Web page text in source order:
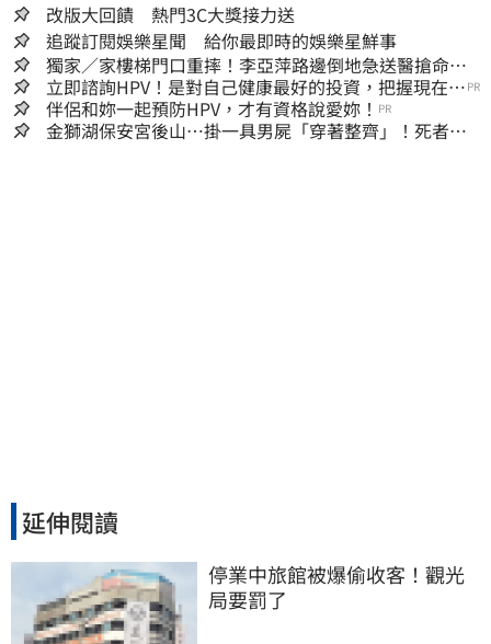
改版大回饋 熱門3C大獎接力送
追蹤訂閱娛樂星聞 給你最即時的娛樂星鮮事
獨家／家樓梯門口重摔！李亞萍路邊倒地急送醫搶命
「最新傷況」曝
立即諮詢HPV！是對自己健康最好的投資，把握現在不
嫌晚！
PR
伴侶和妳一起預防HPV，才有資格說愛妳！ PR
金獅湖保安宮後山…掛一具男屍「穿著整齊」！死者身
延伸閱讀
停業中旅館被爆偷收客！觀光
局要罰了